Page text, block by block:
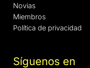
Novias
Miembros
Política de privacidad
Síguenos en